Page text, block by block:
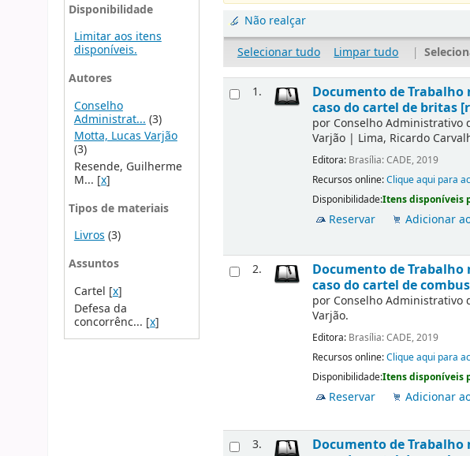
Disponibilidade
Limitar aos itens
disponíveis.
Autores
Conselho
Administrat... (3)
Motta, Lucas Varjão
(3)
Resende, Guilherme
M... [x]
Tipos de materiais
Livros(3)
Assuntos
Cartel [x]
Defesa da
concorrênc... [x]
Não realçar
Selecionar tudo
Limpar tudo |
1.
Documento de Trabalho
caso do cartel de britas
por Conselho Administrativo
Varjão | Lima, Ricardo
Editora: Brasília: CADE, 2019
Recursos online:Clique aqui para
Disponibilidade:Itens disponíveis
Reservar Adicionar
2.
Documento de Trabalho
caso do cartel de
por Conselho Administrativo
Varjão.
Editora: Brasília: CADE, 2019
Recursos online:Clique aqui para
Disponibilidade:Itens disponíveis
Reservar Adicionar
3.
Documento de Trabalho